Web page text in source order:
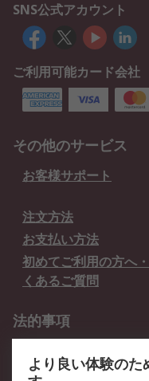
SNS公式アカウント
ご利用可能カード会社
その他のサービス
お客様サポート
注文方法
お支払い方法
初めてご利用の方へ
くあるご質問
法的事項
クッキーポリシー
より良い体験の